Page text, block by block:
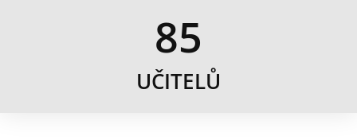
85
UČITELŮ